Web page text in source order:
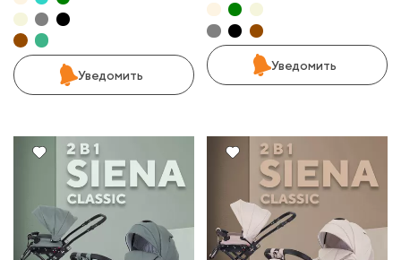
Уведомить
Уведомить